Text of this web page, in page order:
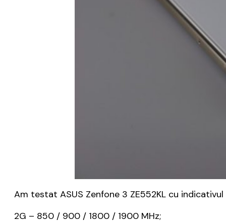
Am testat ASUS Zenfone 3 ZE552KL cu
2G – 850 / 900 / 1800 / 1900 MHz;